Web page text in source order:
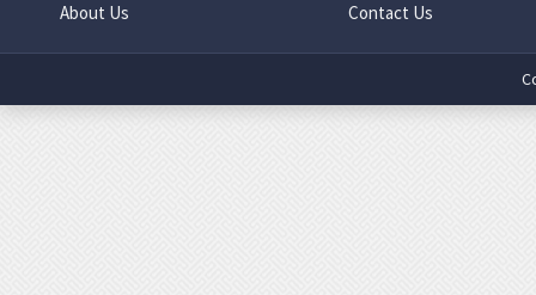
About Us Contact Us